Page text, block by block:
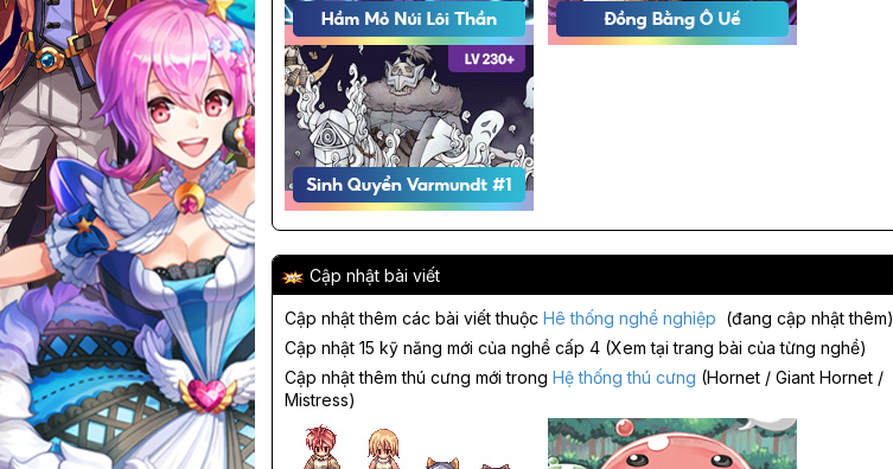
Cập nhật bài viết
Cập nhật thêm các bài viết thuộc Hê thống nghề nghiệp (đang cập nhật thêm)
Cập nhật 15 kỹ năng mới của nghề cấp 4 (Xem tại trang bài của từng nghề)
Cập nhật thêm thú cưng mới trong Hệ thống thú cưng (Hornet / Giant Hornet /
Mistress)